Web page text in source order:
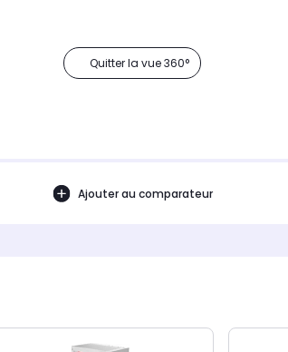
Quitter la vue 360°
Ajouter au comparateur